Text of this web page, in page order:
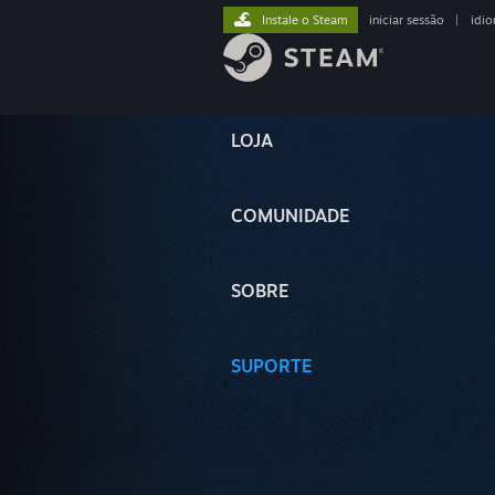
LOJA
COMUNIDADE
SOBRE
SUPORTE
Instale o Steam iniciar sessão